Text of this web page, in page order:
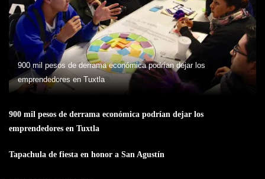
900 mil pesos de derrama económica podrían dejar los
emprendedores en Tuxtla
900 mil pesos de derrama económica podrían dejar los
emprendedores en Tuxtla
Tapachula de fiesta en honor a San Agustín